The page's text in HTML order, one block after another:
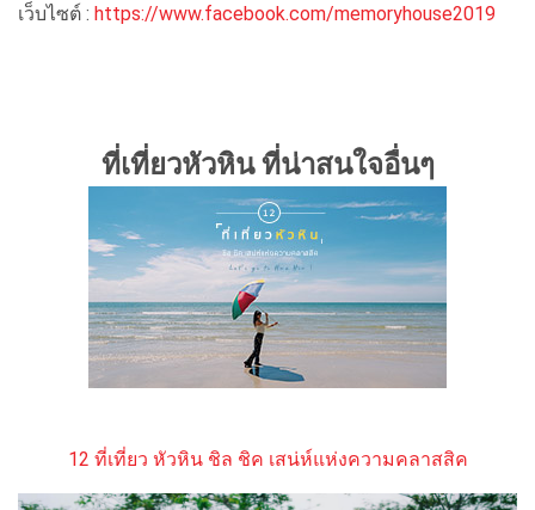
เว็บไซต์ : https://www.facebook.com/memoryhouse2019
ที่เที่ยวหัวหิน ที่น่าสนใจอื่นๆ
12 ที่เที่ยว หัวหิน ชิล ชิค เสน่ห์แห่งความคลาสสิค